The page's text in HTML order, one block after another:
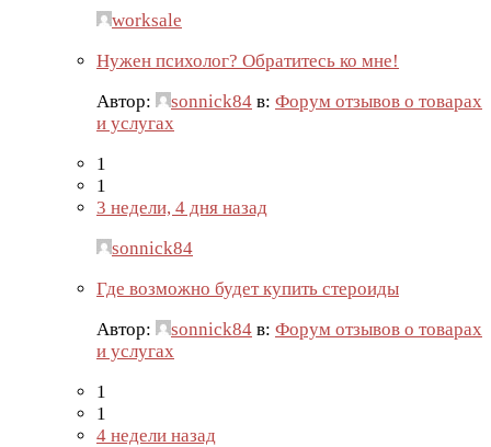
worksale
Нужен психолог? Обратитесь ко мне!
Автор:
sonnick84 в: Форум отзывов о товарах
и услугах
1
1
3 недели, 4 дня назад
sonnick84
Где возможно будет купить стероиды
Автор:
sonnick84 в: Форум отзывов о товарах
и услугах
1
1
4 недели назад